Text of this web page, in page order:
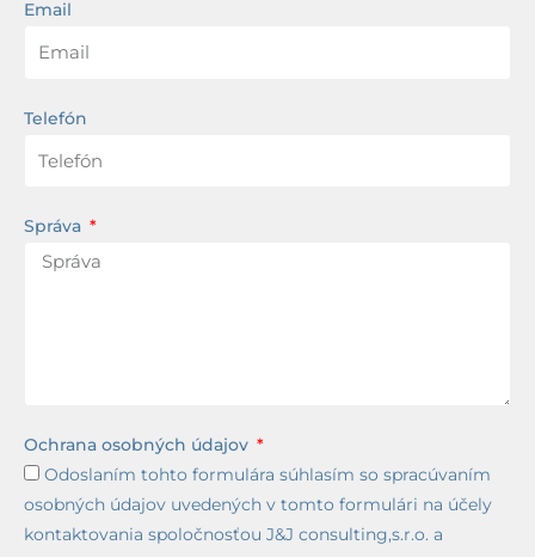
Email
Telefón
Správa
Ochrana osobných údajov
Odoslaním tohto formulára súhlasím so spracúvaním
osobných údajov uvedených v tomto formulári na účely
kontaktovania spoločnosťou J&J consulting,s.r.o. a